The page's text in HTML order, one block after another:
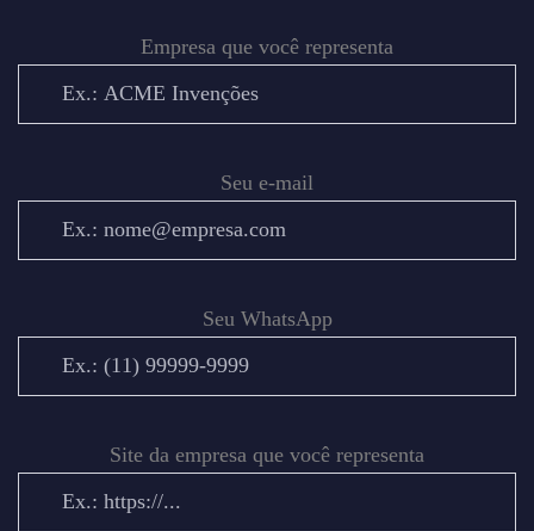
Empresa que você representa
Seu e-mail
Seu WhatsApp
Site da empresa que você representa